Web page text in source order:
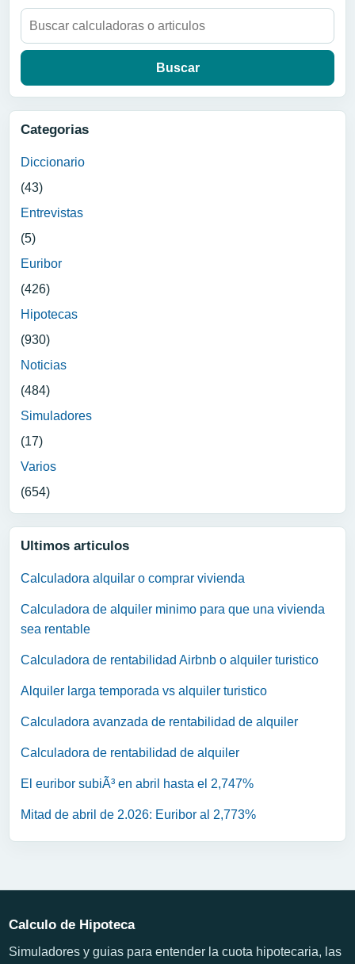
Buscar:
Categorias
Diccionario
(43)
Entrevistas
(5)
Euribor
(426)
Hipotecas
(930)
Noticias
(484)
Simuladores
(17)
Varios
(654)
Ultimos articulos
Calculadora alquilar o comprar vivienda
Calculadora de alquiler minimo para que una vivienda
sea rentable
Calculadora de rentabilidad Airbnb o alquiler turistico
Alquiler larga temporada vs alquiler turistico
Calculadora avanzada de rentabilidad de alquiler
Calculadora de rentabilidad de alquiler
El euribor subiÃ³ en abril hasta el 2,747%
Mitad de abril de 2.026: Euribor al 2,773%
Calculo de Hipoteca
Simuladores y guias para entender la cuota hipotecaria, las